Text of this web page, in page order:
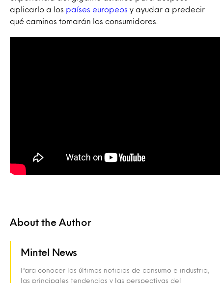
aplicarlo a los países europeos y ayudar a predecir
qué caminos tomarán los consumidores.
About the Author
Mintel News
Para conocer las últimas noticias de consumo e industria,
las principales tendencias y las perspectivas del